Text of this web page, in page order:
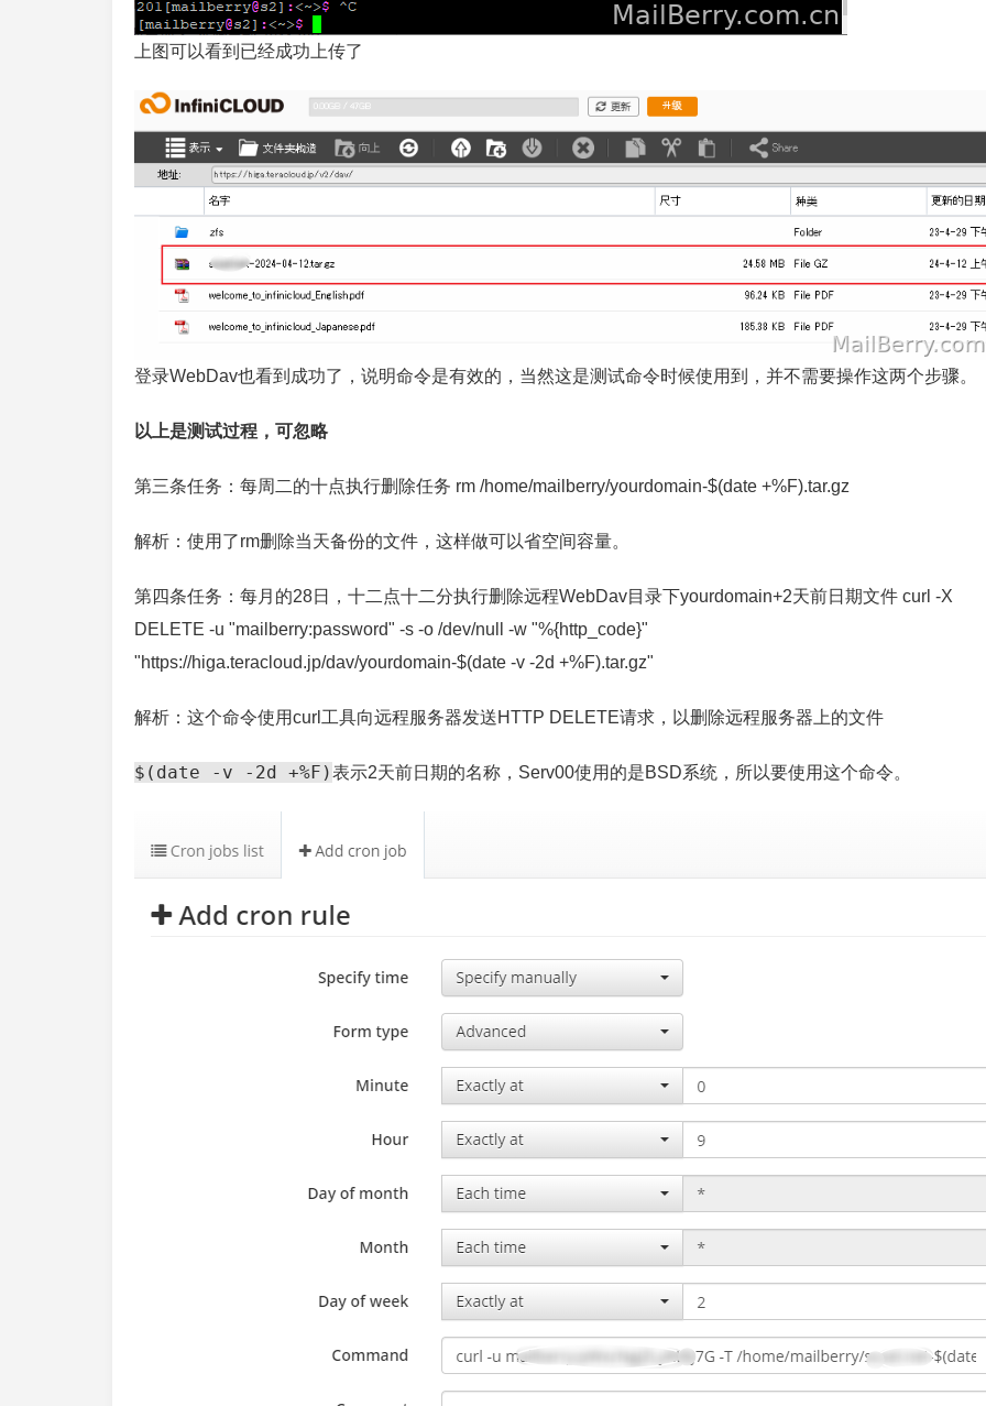
上图可以看到已经成功上传了
登录WebDav也看到成功了，说明命令是有效的，当然这是测试命令时候使用到，并不需要操作这两个步骤。
以上是测试过程，可忽略
第三条任务：每周二的十点执行删除任务 rm /home/mailberry/yourdomain-$(date +%F).tar.gz
解析：使用了rm删除当天备份的文件，这样做可以省空间容量。
第四条任务：每月的28日，十二点十二分执行删除远程WebDav目录下yourdomain+2天前日期文件 curl -X
DELETE -u "mailberry:password" -s -o /dev/null -w "%{http_code}"
"https://higa.teracloud.jp/dav/yourdomain-$(date -v -2d +%F).tar.gz"
解析：这个命令使用curl工具向远程服务器发送HTTP DELETE请求，以删除远程服务器上的文件
$(date -v -2d +%F)表示2天前日期的名称，Serv00使用的是BSD系统，所以要使用这个命令。